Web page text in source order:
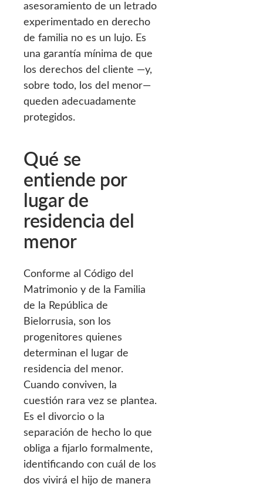
asesoramiento de un letrado
experimentado en derecho
de familia no es un lujo. Es
una garantía mínima de que
los derechos del cliente —y,
sobre todo, los del menor—
queden adecuadamente
protegidos.
Qué se
entiende por
lugar de
residencia del
menor
Conforme al Código del
Matrimonio y de la Familia
de la República de
Bielorrusia, son los
progenitores quienes
determinan el lugar de
residencia del menor.
Cuando conviven, la
cuestión rara vez se plantea.
Es el divorcio o la
separación de hecho lo que
obliga a fijarlo formalmente,
identificando con cuál de los
dos vivirá el hijo de manera